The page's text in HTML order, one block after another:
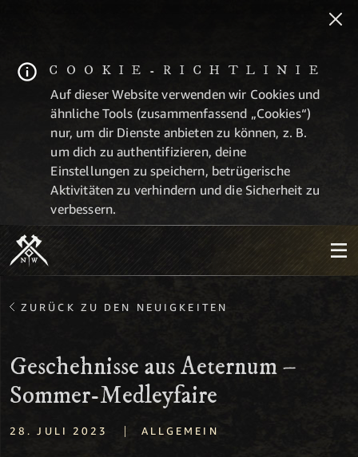
COOKIE-RICHTLINIE
Auf dieser Website verwenden wir Cookies und
ähnliche Tools (zusammenfassend „Cookies“)
nur, um dir Dienste anbieten zu können, z. B.
um dich zu authentifizieren, deine
Einstellungen zu speichern, betrügerische
Aktivitäten zu verhindern und die Sicherheit zu
verbessern.
ZURÜCK ZU DEN NEUIGKEITEN
Geschehnisse aus Aeternum –
Sommer-Medleyfaire
28. JULI 2023 | ALLGEMEIN